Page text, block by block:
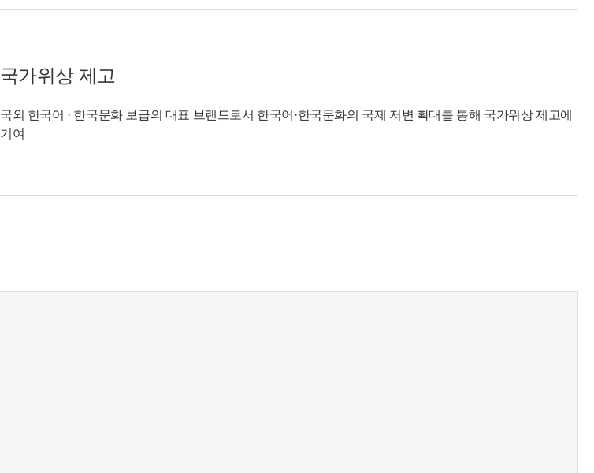
국가위상 제고
국외 한국어 · 한국문화 보급의 대표 브랜드로서 한국어·한국문화의 국제 저변 확대를 통해 국가위상 제고에
기여